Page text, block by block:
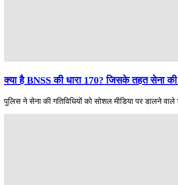
क्या है BNSS की धारा 170? जिसके तहत सेना
पुलिस ने सेना की गतिविधियों को सोशल मीडिया पर डालने